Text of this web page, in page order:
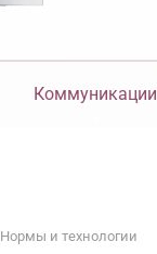
Коммуникации
Нормы и технологии